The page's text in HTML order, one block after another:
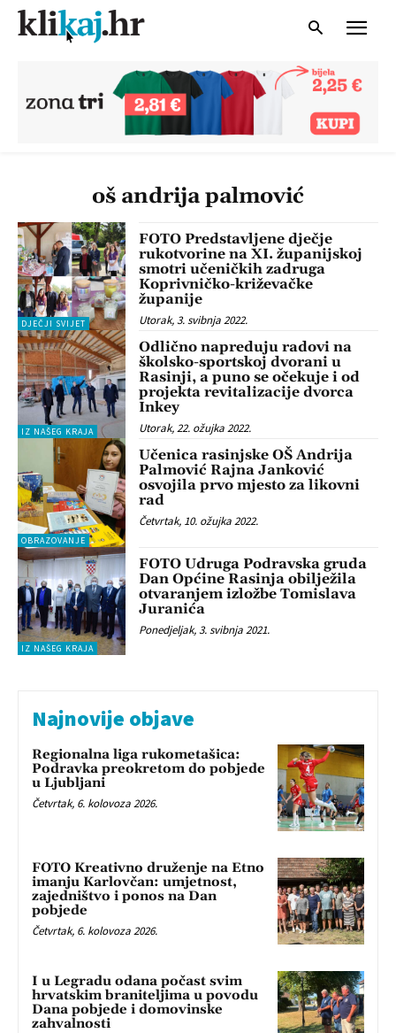
oš andrija palmović
DJEČJI SVIJET
FOTO Predstavljene dječje
rukotvorine na XI. županijskoj
smotri učeničkih zadruga
Koprivničko-križevačke
županije
Utorak, 3. svibnja 2022.
IZ NAŠEG KRAJA
Odlično napreduju radovi na
školsko-sportskoj dvorani u
Rasinji, a puno se očekuje i od
projekta revitalizacije dvorca
Inkey
Utorak, 22. ožujka 2022.
OBRAZOVANJE
Učenica rasinjske OŠ Andrija
Palmović Rajna Janković
osvojila prvo mjesto za likovni
rad
Četvrtak, 10. ožujka 2022.
IZ NAŠEG KRAJA
FOTO Udruga Podravska gruda
Dan Općine Rasinja obilježila
otvaranjem izložbe Tomislava
Juranića
Ponedjeljak, 3. svibnja 2021.
Najnovije objave
Regionalna liga rukometašica:
Podravka preokretom do pobjede
u Ljubljani
Četvrtak, 6. kolovoza 2026.
FOTO Kreativno druženje na Etno
imanju Karlovčan: umjetnost,
zajedništvo i ponos na Dan
pobjede
Četvrtak, 6. kolovoza 2026.
I u Legradu odana počast svim
hrvatskim braniteljima u povodu
Dana pobjede i domovinske
zahvalnosti